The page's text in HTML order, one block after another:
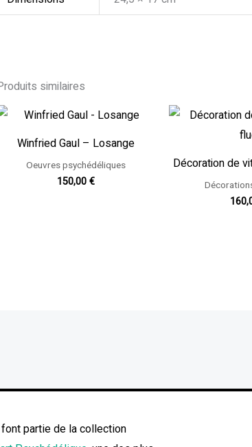
similaires
Winfried Gaul – Losange
Oeuvres psychédéliques
150,00€
Décoration de
partie de la collection